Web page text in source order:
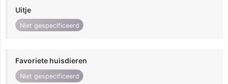
Uitje
Niet gespecificeerd
Favoriete huisdieren
Niet gespecificeerd